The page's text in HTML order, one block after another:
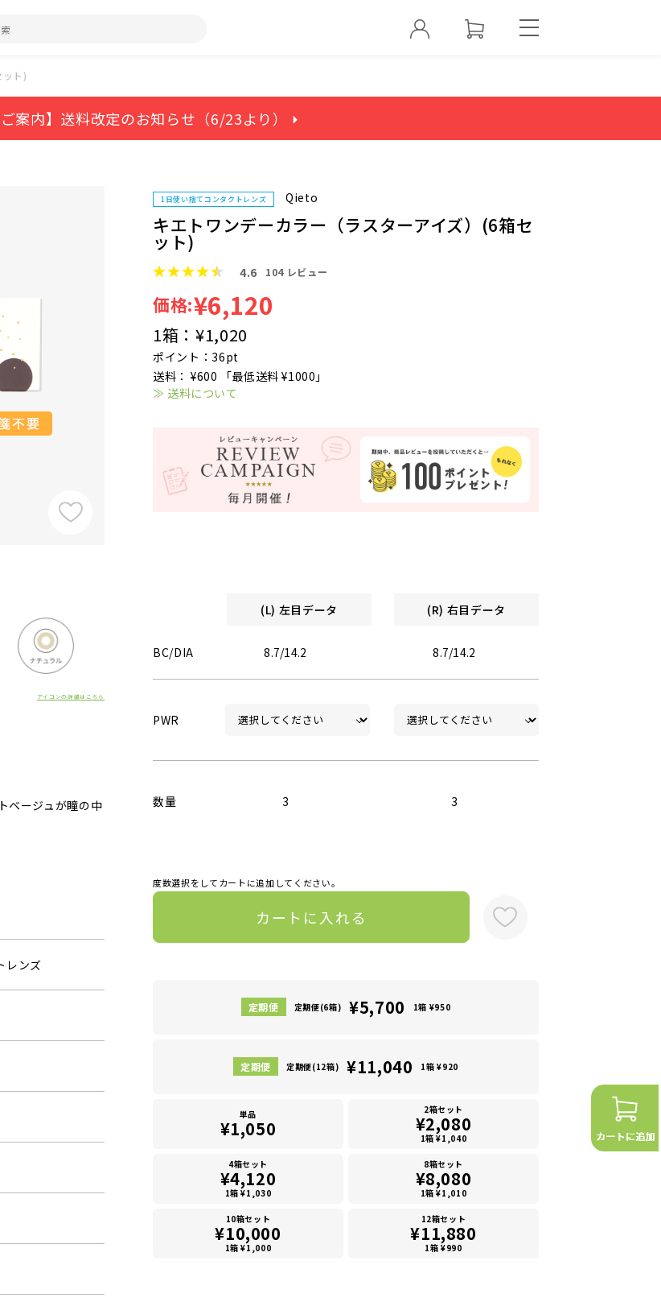
ト)
ご案内】送料改定のお知らせ（6/23より） ⏵
アイコンの詳細はこちら
ベージュが瞳の中
レンズ
1日使い捨てコンタクトレンズ Qieto
キエトワンデーカラー（ラスターアイズ）(6箱セ
ット)
4.6 104レビュー
価格:¥6,120
1箱： ¥1,020
ポイント：36pt
送料： ¥600 「最低送料 ¥1000」
≫ 送料について
(L) 左目データ (R) 右目データ
BC/DIA 8.7/14.2 8.7/14.2
PWR
数量 3 3
度数選択をしてカートに追加してください。
カートに入れる
定期便(6箱) ¥5,700 1箱 ¥950
定期便(12箱) ¥11,040 1箱 ¥920
単品
¥1,050
2箱セット
¥2,080
1箱 ¥1,040
4箱セット
¥4,120
1箱 ¥1,030
8箱セット
¥8,080
1箱 ¥1,010
10箱セット
¥10,000
1箱 ¥1,000
12箱セット
¥11,880
1箱 ¥990